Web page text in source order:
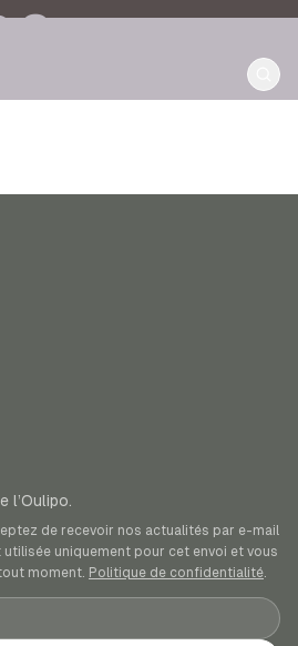
l’Oulipo.
de recevoir nos actualités par e-mail
uniquement pour cet envoi et vous
moment. Politique de confidentialité.